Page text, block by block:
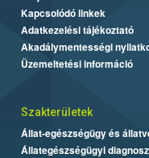
Kapcsolódó linkek
Adatkezelési tájékoztató
Akadálymentességi
Üzemeltetési információ
Szakterületek
Állat-egészségügy és
Állategészségügyi